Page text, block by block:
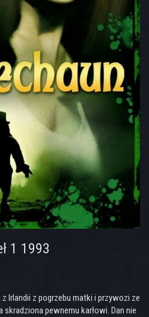
1 1993
z Irlandii z pogrzebu matki i przywozi ze
pewnemu karłowi. Dan nie